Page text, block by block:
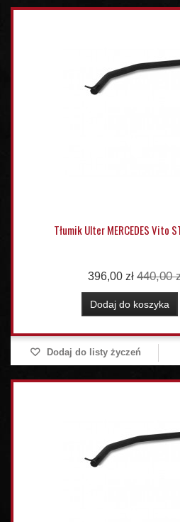
Tłumik Ulter MERCEDES Vito
396,00 zł 440,00
Dodaj do koszyka
Dodaj do listy życzeń